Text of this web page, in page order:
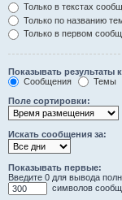
Только в текстах
Только по названию
Только в первом
Показывать результаты
Сообщения
Темы
Поле сортировки:
Искать сообщения за:
Показывать первые:
Введите 0 для вывода
символов